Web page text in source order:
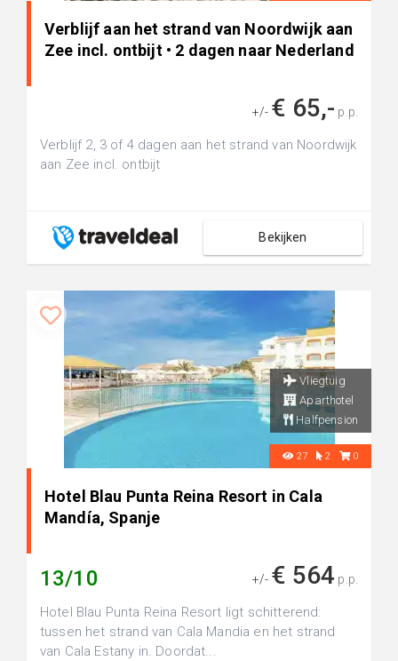
Verblijf aan het strand van Noordwijk aan
Zee incl. ontbijt • 2 dagen naar Nederland
+/- € 65,- p.p.
Verblijf 2, 3 of 4 dagen aan het strand van Noordwijk
aan Zee incl. ontbijt
Bekijken
Vliegtuig
Aparthotel
Halfpension
27 2 0
Hotel Blau Punta Reina Resort in Cala
Mandía, Spanje
13/10 +/- € 564 p.p.
Hotel Blau Punta Reina Resort ligt schitterend:
tussen het strand van Cala Mandia en het strand
van Cala Estany in. Doordat...